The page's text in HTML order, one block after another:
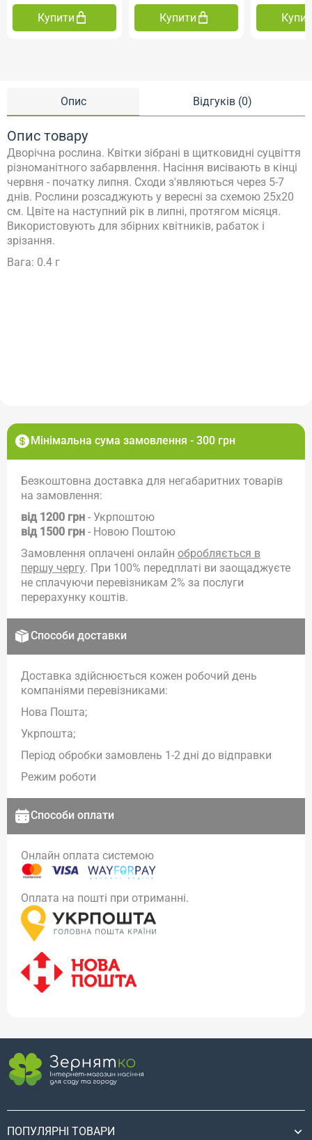
Мінімальна сума замовлення - 300 грн
Безкоштовна доставка для негабаритних товарів
на замовлення:
від 1200 грн - Укрпоштою
від 1500 грн - Новою Поштою
Замовлення оплачені онлайн обробляється в
першу чергу. При 100% передплаті ви заощаджуєте
не сплачуючи перевізникам 2% за послуги
перерахунку коштів.
Способи доставки
Доставка здійснюється кожен робочий день
компаніями перевізниками:
Нова Пошта;
Укрпошта;
Період обробки замовлень 1-2 дні до відправки
Режим роботи
Способи оплати
Онлайн оплата системою
Оплата на пошті при отриманні.
Опис Відгуків (0)
Опис товару
Дворічна рослина. Квітки зібрані в щитковидні суцвіття
різноманітного забарвлення. Насіння висівають в кінці
червня - початку липня. Сходи з'являються через 5-7
днів. Рослини розсаджують у вересні за схемою 25х20
см. Цвіте на наступний рік в липні, протягом місяця.
Використовують для збірних квітників, рабаток і
зрізання.
Вага: 0.4 г
Купити Купити
ПОПУЛЯРНІ ТОВАРИ